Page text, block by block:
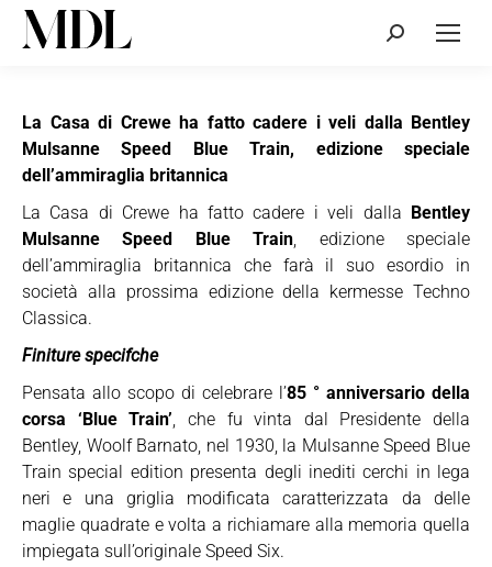
Cerca:
La Casa di Crewe ha fatto cadere i veli dalla Bentley
Mulsanne Speed Blue Train, edizione speciale
dell’ammiraglia britannica
La Casa di Crewe ha fatto cadere i veli dalla Bentley
Mulsanne Speed Blue Train, edizione speciale
dell’ammiraglia britannica che farà il suo esordio in
società alla prossima edizione della kermesse Techno
Classica.
Finiture specifche
Pensata allo scopo di celebrare l’85 ° anniversario della
corsa ‘Blue Train’, che fu vinta dal Presidente della
Bentley, Woolf Barnato, nel 1930, la Mulsanne Speed Blue
Train special edition presenta degli inediti cerchi in lega
neri e una griglia modificata caratterizzata da delle
maglie quadrate e volta a richiamare alla memoria quella
impiegata sull’originale Speed Six.